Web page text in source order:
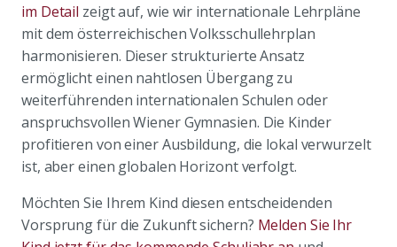
im Detail zeigt auf, wie wir internationale Lehrpläne
mit dem österreichischen Volksschullehrplan
harmonisieren. Dieser strukturierte Ansatz
ermöglicht einen nahtlosen Übergang zu
weiterführenden internationalen Schulen oder
anspruchsvollen Wiener Gymnasien. Die Kinder
profitieren von einer Ausbildung, die lokal verwurzelt
ist, aber einen globalen Horizont verfolgt.
Möchten Sie Ihrem Kind diesen entscheidenden
Vorsprung für die Zukunft sichern? Melden Sie Ihr